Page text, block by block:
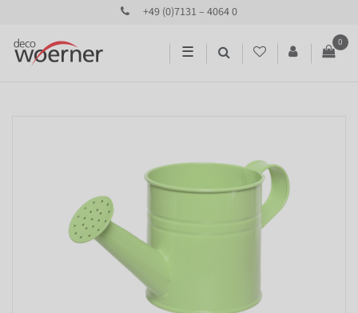
+49 (0)7131 – 4064 0
☰
0